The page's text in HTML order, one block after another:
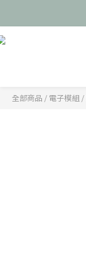
全部商品 / 電子模組 /